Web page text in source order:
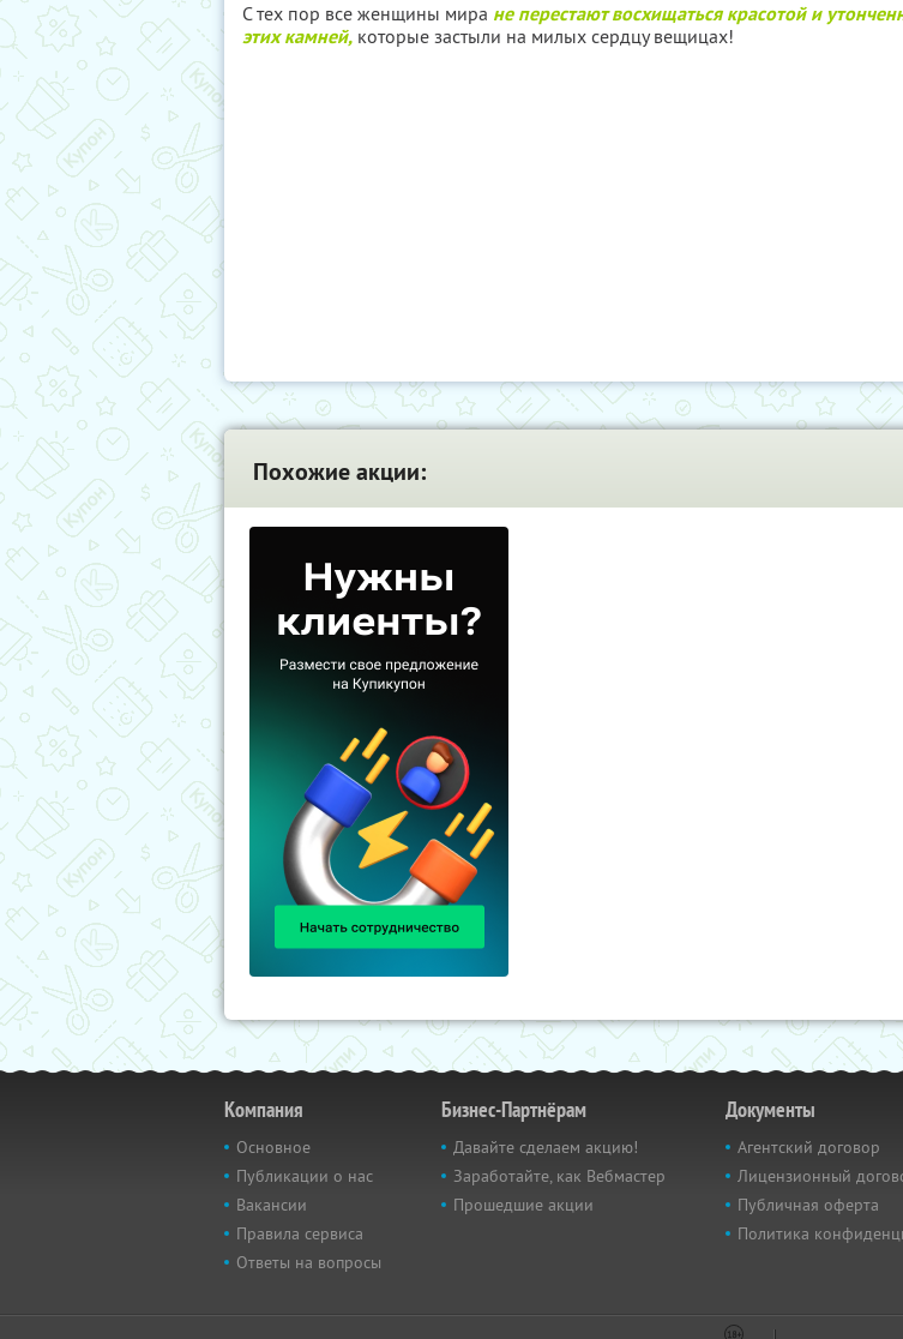
С тех пор все женщины мира не перестают восхищаться красотой и
этих камней, которые застыли на милых сердцу вещицах!
Похожие акции:
Компания
Основное
Публикации о нас
Вакансии
Правила сервиса
Ответы на вопросы
Бизнес-Партнёрам
Давайте сделаем акцию!
Заработайте, как Вебмастер
Прошедшие акции
Документы
Агентский договор
Лицензионный
Публичная оферта
Политика